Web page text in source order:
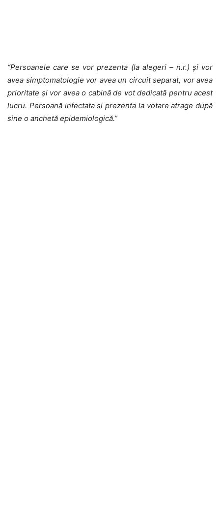
“Persoanele care se vor prezenta (la alegeri – n.r.) şi vor
avea simptomatologie vor avea un circuit separat, vor avea
prioritate şi vor avea o cabină de vot dedicată pentru acest
lucru. Persoană infectata si prezenta la votare atrage după
sine o anchetă epidemiologică.”